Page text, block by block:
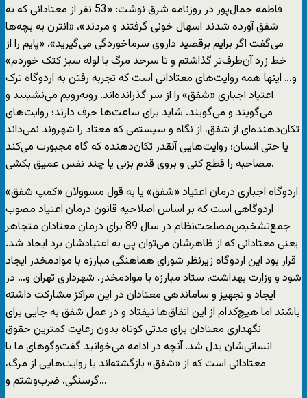
فاطمه جمال‌پور در روزنامه شرق نوشت: «53 نفر از معتادانی که به
شفق آورده شدند اسهال خونی گرفتند و مردند»، «انترن به بچه‌ها
می‌گفت اگر برایم برقصید داروی سرماخوردگی می‌گیرید»، «پایم را از
خط زرد آن‌طرف‌تر گذاشتم و تا سرحد مرگ با لوله سبز کتک خوردم»
و… اینها همه روایت‌های معتادانی است که تجربه رفتن به اردوگاه ترک
اعتیاد اجباری «شفق» را از سر گذرانده‌اند. روبه‌رویم می‌نشینند و
می‌گویند و می‌گویند. شاید برای ساعت‌ها حرف دارند؛ روایت‌های
تکان‌دهنده‌ای از شفق، از نگاه و سیستمی که معتاد را شهروند نمی‌داند
یا حتی انسان؛ روایت‌هایی آنقدر تکان‌دهنده که گاه مجبورت می‌کند
مصاحبه را قطع کنی و بروی قدم بزنی یا چند نفس عمیق بکشی.
اردوگاه اجباری درمان اعتیاد «شفق» یا به قول مسوولان «کمپ شفق»
اردوگاهی است که بر اساس اصلاحیه قانون درمان اعتیاد مصوب
جمع‌تشخیص‌مصلحت‌نظام در سال 89 برای درمان معتادان متجاهر
یعنی معتادانی که از ظاهرشان می‌توان پی به اعتیادشان برد ایجاد شد.
قرار بود این اردوگاه زیرنظر شورای هماهنگی مبارزه با موادمخدر ایجاد
شود و وزارت بهداشت، ستاد مبارزه با موادمخدر، شهرداری تهران و… در
ایجاد و تجهیز و ساماندهی معتادان در این مراکز مشارکت داشته
باشند اما هیچ‌کدام از این اتفاق‌ها نیفتاد و در عمل شفق به جایی برای
نگهداری معتادان برای مدتی کوتاه بدون رعایت کمترین حقوق
انسانی‌شان بدل شد. آنچه در ادامه می‌خوانید گفت‌وگو‌های ما با
معتادانی است که از «شفق» بازگشته‌اند با روایت‌هایی از مرگ،
گرسنگی، ضرب‌وشتم و…